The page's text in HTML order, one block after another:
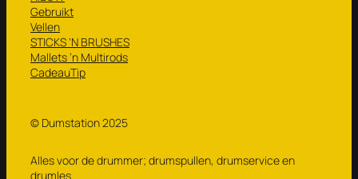
Gebruikt
Vellen
STICKS ‘N BRUSHES
Mallets ’n Multirods
CadeauTip
© Dumstation 2025
Alles voor de drummer; drumspullen, drumservice en
drumles.